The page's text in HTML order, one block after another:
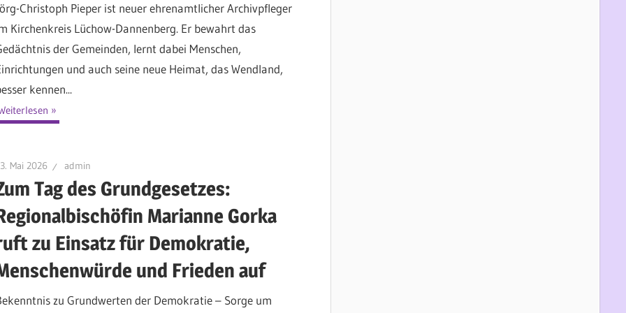
Christoph Pieper ist neuer ehrenamtlicher Archivpfleger
Kirchenkreis Lüchow-Dannenberg. Er bewahrt das
der Gemeinden, lernt dabei Menschen,
und auch seine neue Heimat, das Wendland,
kennen...
Mai 2026 admin
Tag des Grundgesetzes:
Marianne Gorka
zu Einsatz für Demokratie,
und Frieden auf
zu Grundwerten der Demokratie – Sorge um